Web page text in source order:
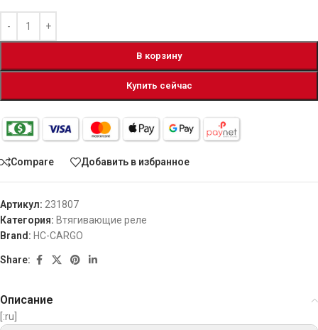
В корзину
Купить сейчас
Compare Добавить в избранное
Артикул: 231807
Категория: Втягивающие реле
Brand: HC-CARGO
Share:
Описание
[:ru]